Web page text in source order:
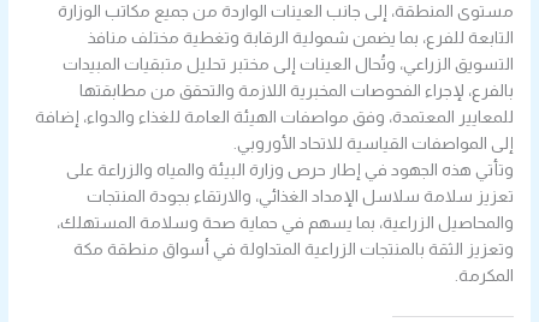
مستوى المنطقة، إلى جانب العينات الواردة من جميع مكاتب الوزارة
التابعة للفرع، بما يضمن شمولية الرقابة وتغطية مختلف منافذ
التسويق الزراعي، وتُحال العينات إلى مختبر تحليل متبقيات المبيدات
بالفرع، لإجراء الفحوصات المخبرية اللازمة والتحقق من مطابقتها
للمعايير المعتمدة، وفق مواصفات الهيئة العامة للغذاء والدواء، إضافة
إلى المواصفات القياسية للاتحاد الأوروبي.
‏وتأتي هذه الجهود في إطار حرص وزارة البيئة والمياه والزراعة على
تعزيز سلامة سلاسل الإمداد الغذائي، والارتقاء بجودة المنتجات
والمحاصيل الزراعية، بما يسهم في حماية صحة وسلامة المستهلك،
وتعزيز الثقة بالمنتجات الزراعية المتداولة في أسواق منطقة مكة
المكرمة.